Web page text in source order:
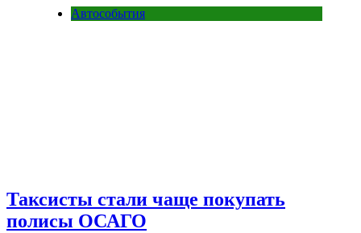
Автособытия
Таксисты стали чаще покупать
полисы ОСАГО